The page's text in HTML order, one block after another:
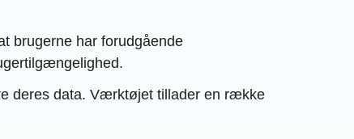
brugerne har forudgående
deres data. Værktøjet tillader en række